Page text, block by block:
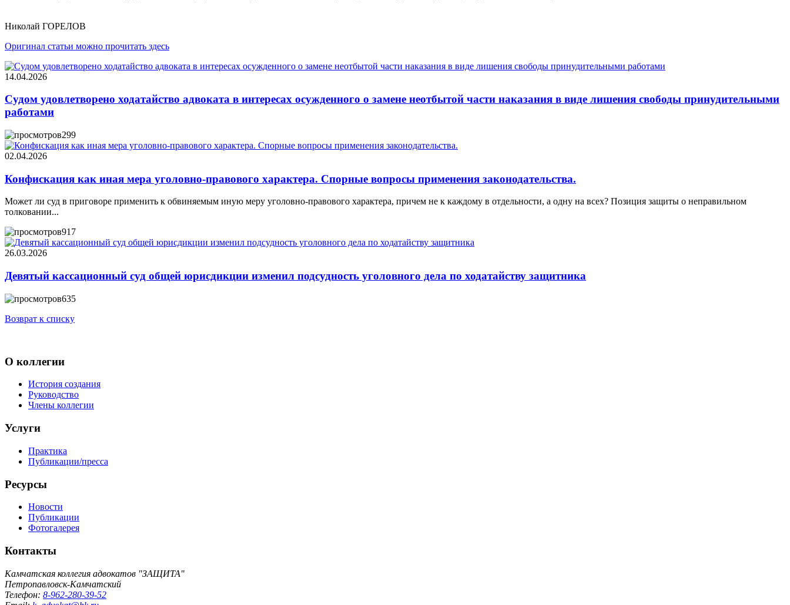
Николай ГОРЕЛОВ
Оригинал статьи можно прочитать здесь
14.04.2026
Судом удовлетворено ходатайство адвоката в интересах осужденного о замене неотбытой части наказания в виде лишения свободы принудительными
работами
299
02.04.2026
Конфискация как иная мера уголовно-правового характера. Спорные вопросы применения законодательства.
Может ли суд в приговоре применить к обвиняемым иную меру уголовно-правового характера, причем не к каждому в отдельности, а одну на всех? Позиция защиты о неправильном
толковании...
917
26.03.2026
Девятый кассационный суд общей юрисдикции изменил подсудность уголовного дела по ходатайству защитника
635
Возврат к списку
О коллегии
История создания
Руководство
Члены коллегии
Услуги
Практика
Публикации/пресса
Ресурсы
Новости
Публикации
Фотогалерея
Контакты
Камчатская коллегия адвокатов "ЗАЩИТА"
Петропавловск-Камчатский
Телефон: 8-962-280-39-52